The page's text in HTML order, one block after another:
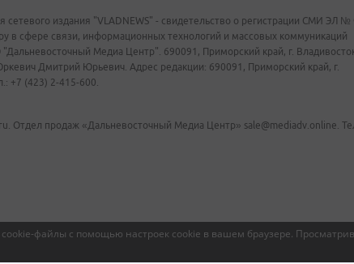
файлы с помощью настроек cookie в вашем браузере.
сетевого издания "VLADNEWS" - свидетельство о регистрации СМИ ЭЛ
в сфере связи, информационных технологий и массовых коммуникаций
Медиа Центр". 690091, Приморский край, г.
Дмитрий Юрьевич. Адрес редакции: 690091, Приморский край, г.
+7 (423) 2-415-600.
Отдел продаж «Дальневосточный Медиа Центр» sale@mediadv.online.